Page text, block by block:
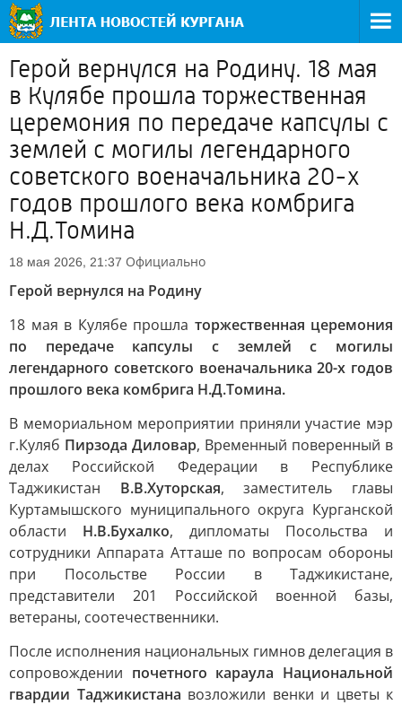
Герой вернулся на Родину. 18 мая
в Кулябе прошла торжественная
церемония по передаче капсулы с
землей с могилы легендарного
советского военачальника 20-х
годов прошлого века комбрига
Н.Д.Томина
18 мая 2026, 21:37 Официально
Герой вернулся на Родину
18 мая в Кулябе прошла торжественная церемония
по передаче капсулы с землей с могилы
легендарного советского военачальника 20-х годов
прошлого века комбрига Н.Д.Томина.
В мемориальном мероприятии приняли участие мэр
г.Куляб Пирзода Диловар, Временный поверенный в
делах Российской Федерации в Республике
Таджикистан В.В.Хуторская, заместитель главы
Куртамышского муниципального округа Курганской
области Н.В.Бухалко, дипломаты Посольства и
сотрудники Аппарата Атташе по вопросам обороны
при Посольстве России в Таджикистане,
представители 201 Российской военной базы,
ветераны, соотечественники.
После исполнения национальных гимнов делегация в
сопровождении почетного караула Национальной
гвардии Таджикистана возложили венки и цветы к